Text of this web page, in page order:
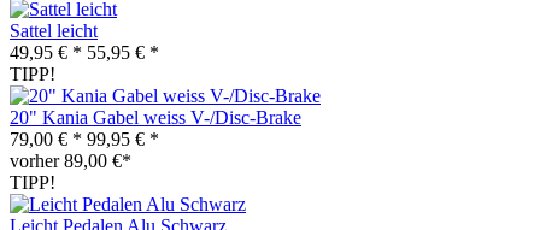
Sattel leicht
49,95 € * 55,95 € *
TIPP!
20" Kania Gabel weiss V-/Disc-Brake
79,00 € * 99,95 € *
vorher 89,00 €*
TIPP!